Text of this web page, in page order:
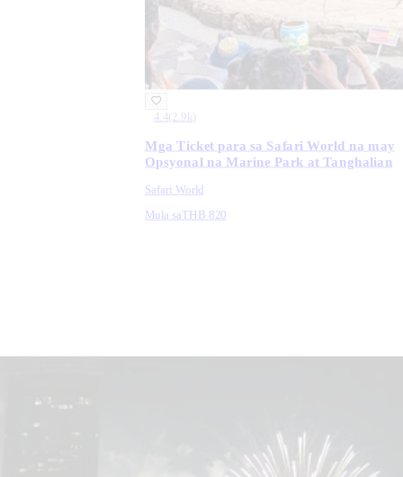
4.4( 2.9k )
Mga Ticket para sa Safari World na may
Opsyonal na Marine Park at Tanghalian
Safari World
Mula saTHB 820